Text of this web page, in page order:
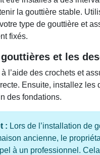
la gouttière stable.
type de gouttière et
fixés.
et les
l’aide des crochets et
Ensuite, installez les
des fondations.
: Lors de l’installation de
ancienne, le
à un professionnel.